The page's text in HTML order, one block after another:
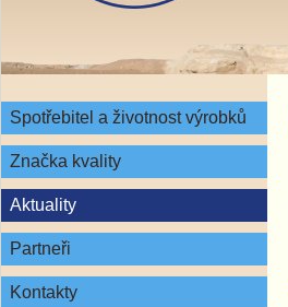
Spotřebitel a životnost výrobků
Značka kvality
Aktuality
Partneři
Kontakty